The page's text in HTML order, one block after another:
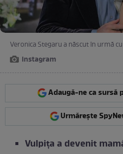
Veronica Stegaru a născut în urmă
instagram
Adaugă-ne ca sursă
Urmărește
Vulpița a devenit